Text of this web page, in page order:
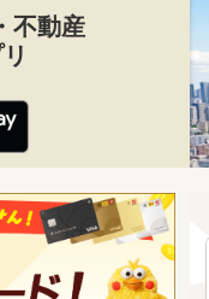
不動産